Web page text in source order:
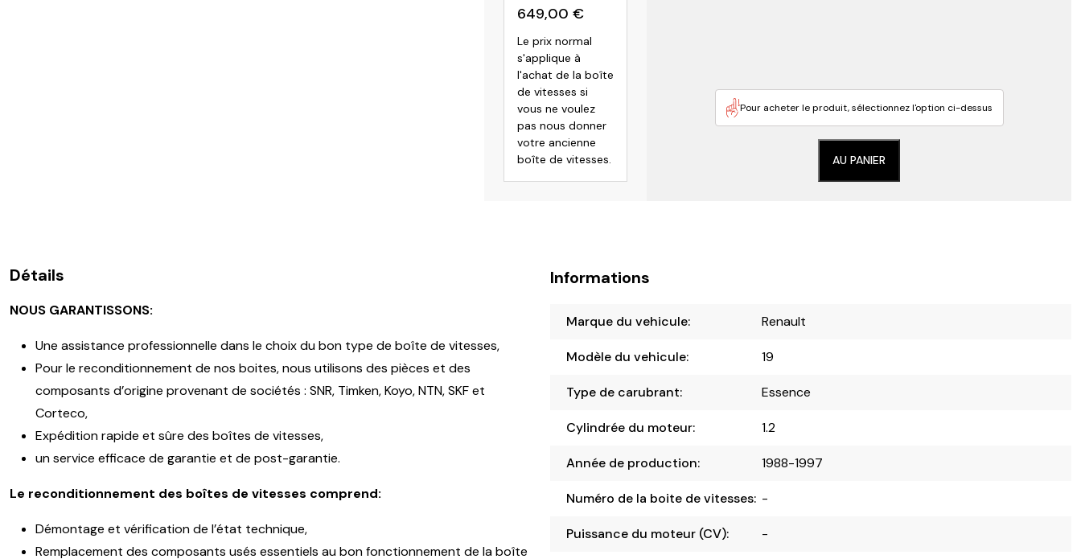
649,00 €
Le prix normal
s'applique à
l'achat de la boîte
de vitesses si
vous ne voulez
pas nous donner
votre ancienne
boîte de vitesses.
Pour acheter le produit, sélectionnez l'option ci-dessus
AU PANIER
Détails
NOUS GARANTISSONS:
Une assistance professionnelle dans le choix du bon type de boîte de vitesses,
Pour le reconditionnement de nos boites, nous utilisons des pièces et des
composants d’origine provenant de sociétés : SNR, Timken, Koyo, NTN, SKF et
Corteco,
Expédition rapide et sûre des boîtes de vitesses,
un service efficace de garantie et de post-garantie.
Le reconditionnement des boîtes de vitesses comprend:
Démontage et vérification de l’état technique,
Remplacement des composants usés essentiels au bon fonctionnement de la boîte
Informations
Marque du vehicule: Renault
Modèle du vehicule: 19
Type de carubrant: Essence
Cylindrée du moteur: 1.2
Année de production: 1988-1997
Numéro de la boite de vitesses: -
Puissance du moteur (CV): -